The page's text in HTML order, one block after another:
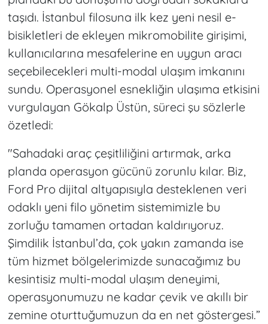
taşıdı. İstanbul filosuna ilk kez yeni nesil e-
bisikletleri de ekleyen mikromobilite girişimi,
kullanıcılarına mesafelerine en uygun aracı
seçebilecekleri multi-modal ulaşım imkanını
sundu. Operasyonel esnekliğin ulaşıma etkisini
vurgulayan Gökalp Üstün, süreci şu sözlerle
özetledi:
"Sahadaki araç çeşitliliğini artırmak, arka
planda operasyon gücünü zorunlu kılar. Biz,
Ford Pro dijital altyapısıyla desteklenen veri
odaklı yeni filo yönetim sistemimizle bu
zorluğu tamamen ortadan kaldırıyoruz.
Şimdilik İstanbul’da, çok yakın zamanda ise
tüm hizmet bölgelerimizde sunacağımız bu
kesintisiz multi-modal ulaşım deneyimi,
operasyonumuzu ne kadar çevik ve akıllı bir
zemine oturttuğumuzun da en net göstergesi.”